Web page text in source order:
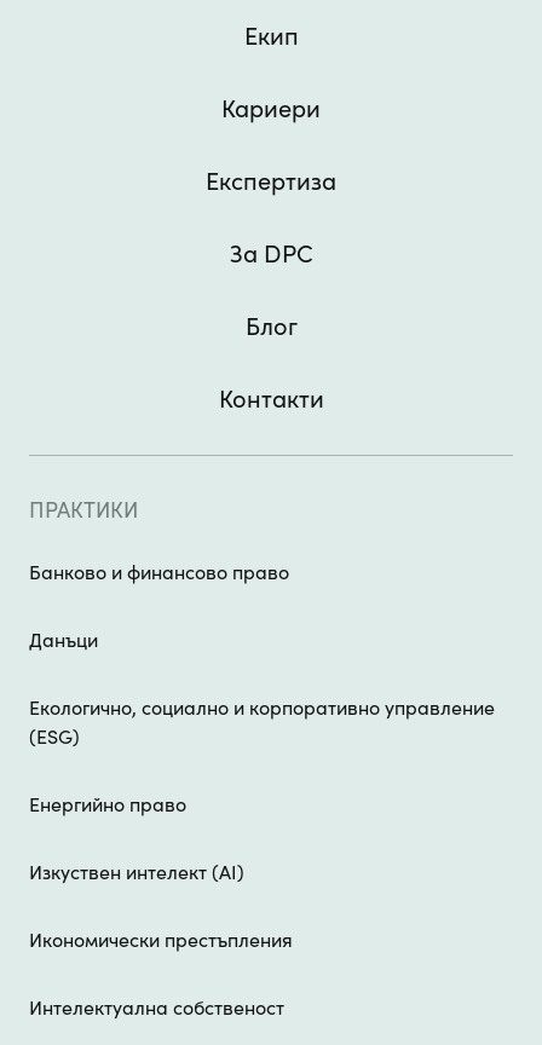
Екип
Кариери
Експертиза
За DPC
Блог
Контакти
ПРАКТИКИ
Банково и финансово право
Данъци
Екологично, социално и корпоративно управление
(ESG)
Енергийно право
Изкуствен интелект (AI)
Икономически престъпления
Интелектуална собственост